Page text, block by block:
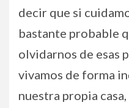
decir que si
bastante probable
olvidarnos de esas
vivamos de forma
nuestra propia